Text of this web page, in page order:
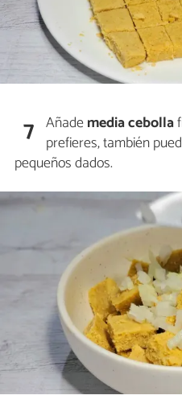
7 Añademedia cebolla
prefieres, también
pequeños dados.